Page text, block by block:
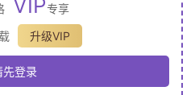
VIP专享
升级VIP
先登录